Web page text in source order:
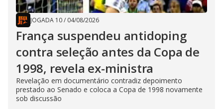
JOGADA 10/ 04/08/2026
França suspendeu antidoping
contra seleção antes da Copa de
1998, revela ex-ministra
Revelação em documentário contradiz depoimento
prestado ao Senado e coloca a Copa de 1998 novamente
sob discussão